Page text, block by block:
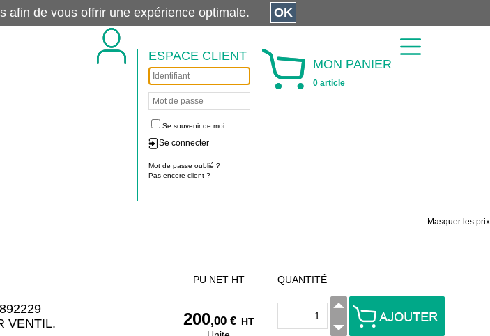
ESPACE CLIENT
Se souvenir de moi
Se connecter
Mot de passe oublié ?
Pas encore client ?
MON PANIER
0 article
Masquer les prix
VENTIL.
PU NET HT
200,00 € HT
QUANTITÉ
afin de vous offrir une expérience optimale. OK